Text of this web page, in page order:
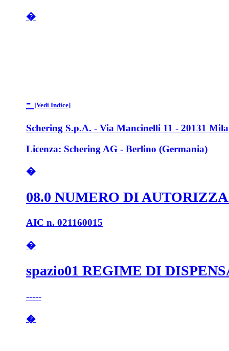
�
- [Vedi Indice]
Schering S.p.A. - Via Mancinelli 11 - 20131
Licenza: Schering AG - Berlino (Germania)
�
08.0 NUMERO DI
AIC n. 021160015
�
spazio01 REGIME DI
-----
�